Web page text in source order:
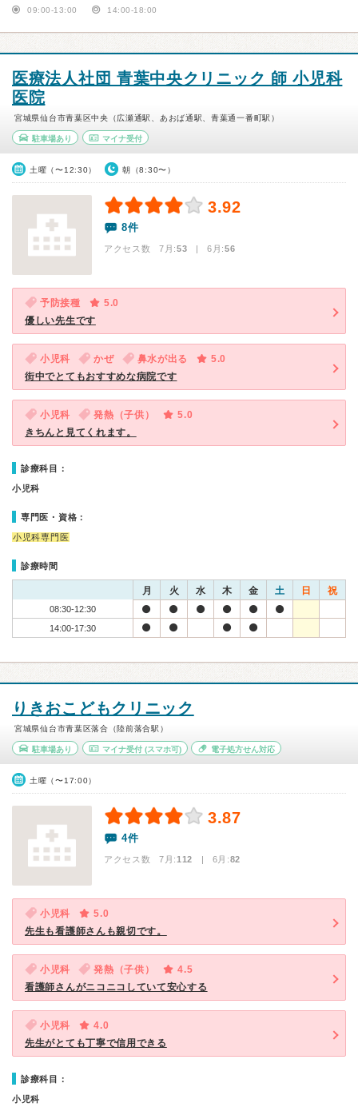
09:00-13:00 14:00-18:00
医療法人社団 青葉中央クリニック 師 小児科
医院
宮城県仙台市青葉区中央（広瀬通駅、あおば通駅、青葉通一番町駅）
駐車場あり マイナ受付
土曜（〜12:30） 朝（8:30〜）
3.92
8件
アクセス数 7月:53 | 6月:56
予防接種
5.0
優しい先生です
小児科 かぜ 鼻水が出る
5.0
街中でとてもおすすめな病院です
小児科 発熱（子供）
5.0
きちんと見てくれます。
診療科目：
小児科
専門医・資格：
小児科専門医
診療時間
月 火 水 木 金 土 日 祝
08:30-12:30
14:00-17:30
りきおこどもクリニック
宮城県仙台市青葉区落合（陸前落合駅）
駐車場あり マイナ受付(スマホ可) 電子処方せん対応
土曜（〜17:00）
3.87
4件
アクセス数 7月:112 | 6月:82
小児科
5.0
先生も看護師さんも親切です。
小児科 発熱（子供）
4.5
看護師さんがニコニコしていて安心する
小児科
4.0
先生がとても丁寧で信用できる
診療科目：
小児科